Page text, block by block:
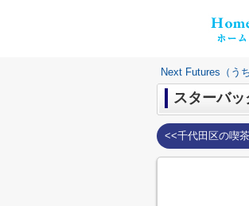
Next Futures（う
スターバ
<<千代田区の喫